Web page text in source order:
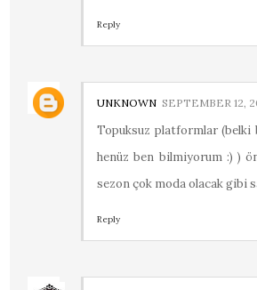
Reply
UNKNOWN SEPTEMBER 12,
Topuksuz platformlar (belki
henüz ben bilmiyorum :) )
sezon çok moda olacak gibi
Reply